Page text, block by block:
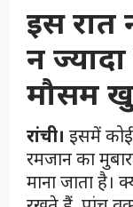
इस रात
न
मौसम
रांची। इसमें कोई
रमजान का
माना जाता है।